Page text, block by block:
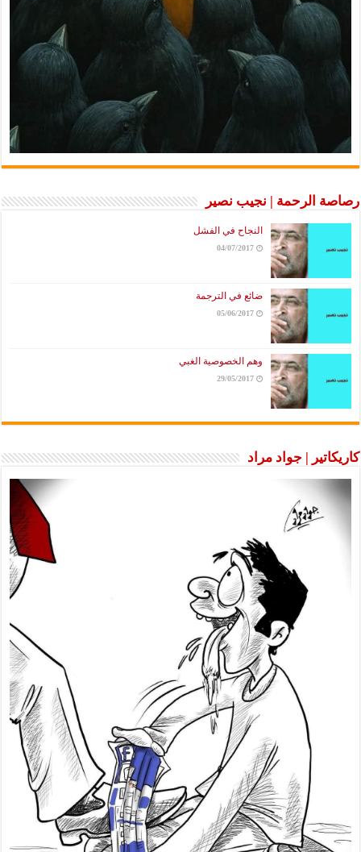
رصاصة الرحمة | نجيب نصير
النجاح في الفشل
04/07/2017
ضائع في الترجمة
05/06/2017
وهم الخصوصية الغبي
29/05/2017
كاريكاتير | جواد مراد